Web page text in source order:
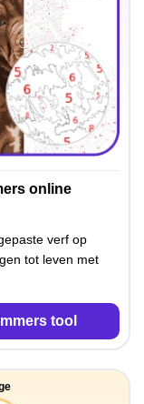
online
verf op
tot leven met
tool